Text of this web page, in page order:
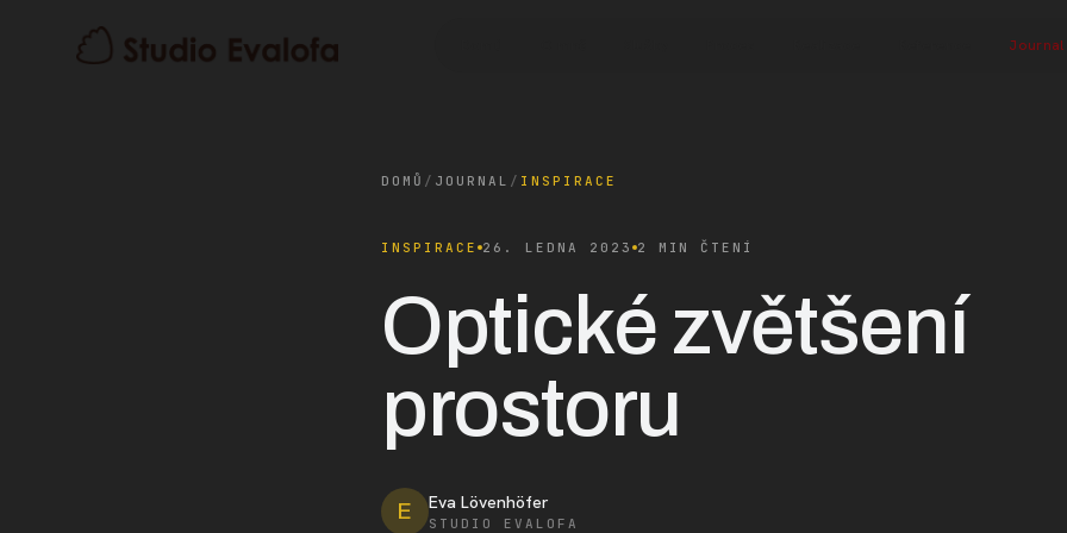
Journal
DOMŮ / JOURNAL / INSPIRACE
INSPIRACE 26. LEDNA 2023 2 MIN ČTENÍ
Optické zvětšení
prostoru
E Eva Lövenhöfer
STUDIO EVALOFA